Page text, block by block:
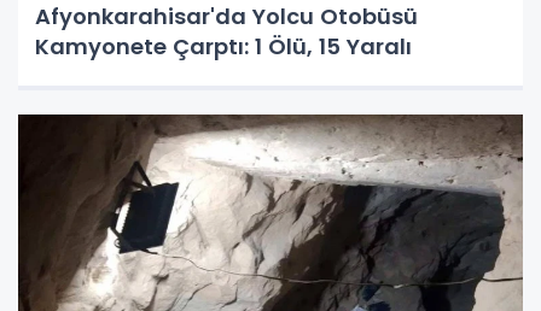
Afyonkarahisar'da Yolcu Otobüsü
Kamyonete Çarptı: 1 Ölü, 15 Yaralı